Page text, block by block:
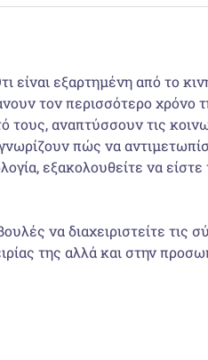
είναι εξαρτημένη από το
τον περισσότερο χρόνο
τους, αναπτύσσουν τις
πώς να
εξακολουθείτε να
να διαχειριστείτε τις
της αλλά και στην